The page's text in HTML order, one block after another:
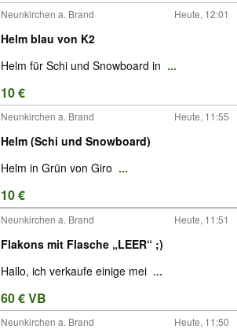
Neunkirchen a. Brand Heute, 12:01
Helm blau von K2
Helm für Schi und Snowboard in ...
10 €
Neunkirchen a. Brand Heute, 11:55
Helm (Schi und Snowboard)
Helm in Grün von Giro ...
10 €
Neunkirchen a. Brand Heute, 11:51
Flakons mit Flasche „LEER“ ;)
Hallo, ich verkaufe einige mei ...
60 € VB
Neunkirchen a. Brand Heute, 11:50